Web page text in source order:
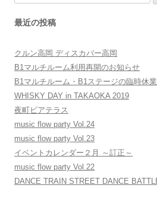
ョ
ン
最近の投稿
クルン高岡 ディスカバー高岡
B1マルチルーム利用再開のお知らせ
B1マルチルーム・B1ステージの臨時休
WHISKY DAY in TAKAOKA 2019
夜町ビアテラス
music flow party Vol.24
music flow party Vol.23
イベントカレンダー２月 ～訂正～
music flow party Vol.22
DANCE TRAIN STREET DANCE